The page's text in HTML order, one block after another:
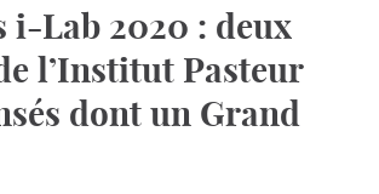
i-Lab 2020 : deux
l’Institut Pasteur
dont un Grand